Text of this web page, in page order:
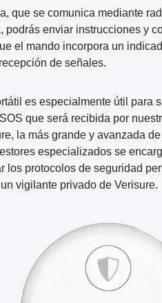
que se comunica mediante
podrás enviar instrucciones y
el mando incorpora un
de señales.
es especialmente útil para
que será recibida por
la más grande y avanzada
especializados se
los protocolos de seguridad
vigilante privado de Verisure.